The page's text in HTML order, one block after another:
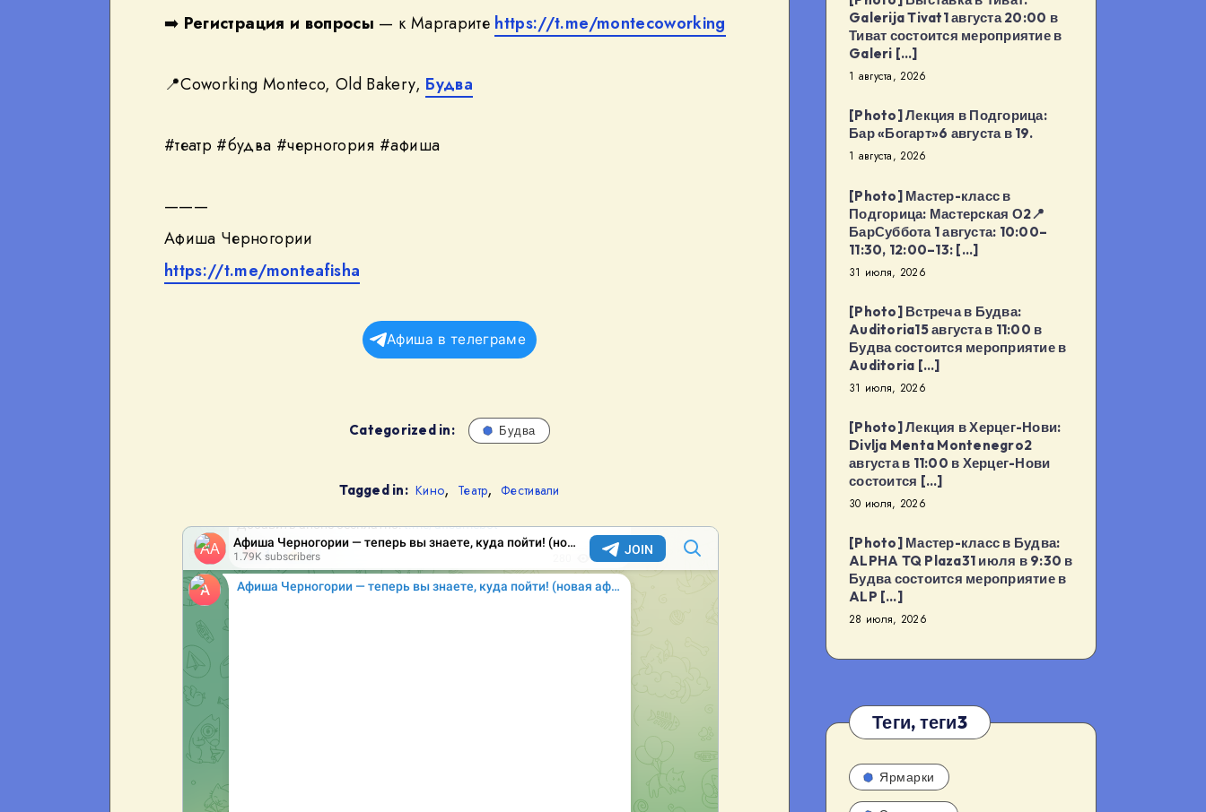
➡️ Регистрация и вопросы — к Маргарите https://t.me/montecoworking
📍Coworking Monteco, Old Bakery, Будва
#театр #будва #черногория #афиша
———
Афиша Черногории
https://t.me/monteafisha
Афиша в телеграме
Categorized in: Будва
Tagged in: Кино, Театр, Фестивали
Galerija Tivat1 августа 20:00 в
Тиват состоится мероприятие в
Galeri […]
1 августа, 2026
[Photo] Лекция в Подгорица:
Бар «Богарт»6 августа в 19.
1 августа, 2026
[Photo] Мастер-класс в
Подгорица: Мастерская О2📍
БарСуббота 1 августа: 10:00–
11:30, 12:00–13: […]
31 июля, 2026
[Photo] Встреча в Будва:
Auditoria15 августа в 11:00 в
Будва состоится мероприятие в
Auditoria […]
31 июля, 2026
[Photo] Лекция в Херцег-Нови:
Divlja Menta Montenegro2
августа в 11:00 в Херцег-Нови
состоится […]
30 июля, 2026
[Photo] Мастер-класс в Будва:
ALPHA TQ Plaza31 июля в 9:30 в
Будва состоится мероприятие в
ALP […]
28 июля, 2026
Теги, теги3
Ярмарки